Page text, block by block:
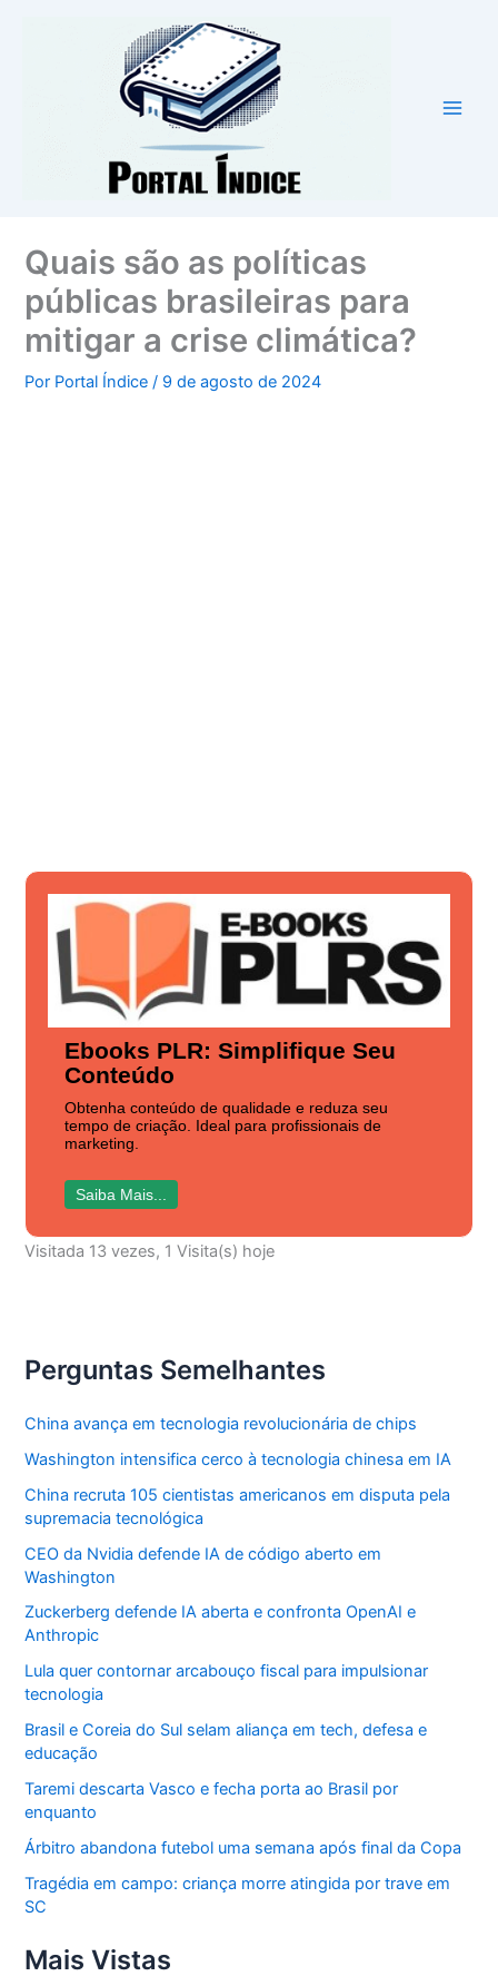
Quais são as políticas
públicas brasileiras para
mitigar a crise climática?
Por Portal Índice/ 9 de agosto de 2024
Ebooks PLR: Simplifique Seu
Conteúdo
Obtenha conteúdo de qualidade e reduza seu
tempo de criação. Ideal para profissionais de
marketing.
Saiba Mais...
Visitada 13 vezes, 1 Visita(s) hoje
Perguntas Semelhantes
China avança em tecnologia revolucionária de chips
Washington intensifica cerco à tecnologia chinesa em IA
China recruta 105 cientistas americanos em disputa pela
supremacia tecnológica
CEO da Nvidia defende IA de código aberto em
Washington
Zuckerberg defende IA aberta e confronta OpenAI e
Anthropic
Lula quer contornar arcabouço fiscal para impulsionar
tecnologia
Brasil e Coreia do Sul selam aliança em tech, defesa e
educação
Taremi descarta Vasco e fecha porta ao Brasil por
enquanto
Árbitro abandona futebol uma semana após final da Copa
Tragédia em campo: criança morre atingida por trave em
SC
Mais Vistas